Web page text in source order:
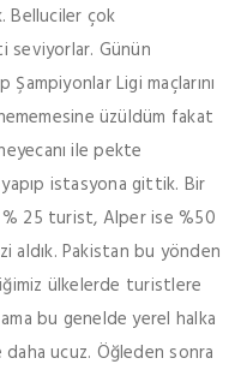
Belluciler çok
seviyorlar. Günün
Ligi maçlarını
üzüldüm fakat
ile pekte
istasyona gittik. Bir
25 turist, Alper ise %50
Pakistan bu yönden
ülkelerde turistlere
bu genelde yerel halka
ucuz. Öğleden sonra